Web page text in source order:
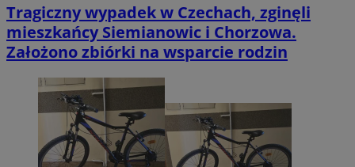
Tragiczny wypadek w Czechach, zginęli
mieszkańcy Siemianowic i Chorzowa.
Założono zbiórki na wsparcie rodzin